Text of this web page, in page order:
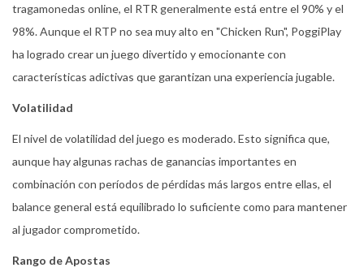
tragamonedas online, el RTR generalmente está entre el 90% y el
98%. Aunque el RTP no sea muy alto en "Chicken Run", PoggiPlay
ha logrado crear un juego divertido y emocionante con
características adictivas que garantizan una experiencia jugable.
Volatilidad
El nivel de volatilidad del juego es moderado. Esto significa que,
aunque hay algunas rachas de ganancias importantes en
combinación con períodos de pérdidas más largos entre ellas, el
balance general está equilibrado lo suficiente como para mantener
al jugador comprometido.
Rango de Apostas